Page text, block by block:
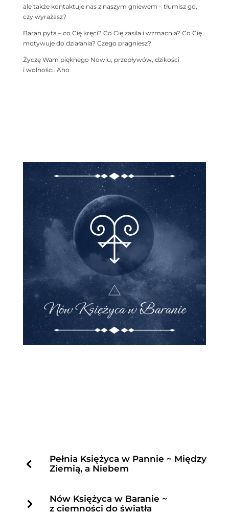
ale także kontaktuje nas z naszym gniewem – tłumisz go,
czy wyrażasz?
Baran pyta – co Cię kręci? Co Cię zasila i wzmacnia? Co Cię
motywuje do działania? Czego pragniesz?
Życzę Wam pięknego Nowiu, przepływów, dzikości
i wolności. Aho
Pełnia Księżyca w Pannie ~ Między
Ziemią, a Niebem
Nów Księżyca w Baranie ~
z ciemności do światła